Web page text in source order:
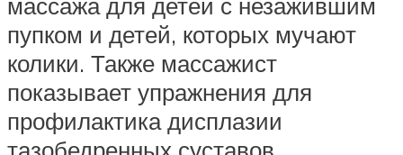
пупком и детей, которых мучают
колики. Также массажист
показывает упражнения для
профилактика дисплазии